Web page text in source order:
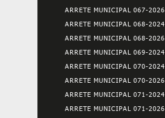
ARRETE MUNICIPAL 067-2026
ARRETE MUNICIPAL 068-2024
ARRETE MUNICIPAL 068-2026
ARRETE MUNICIPAL 069-2024
ARRETE MUNICIPAL 070-2024
ARRETE MUNICIPAL 070-2026
ARRETE MUNICIPAL 071-2024
ARRETE MUNICIPAL 071-2026